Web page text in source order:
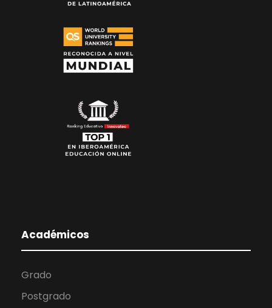
Académicos
Grado
Postgrado